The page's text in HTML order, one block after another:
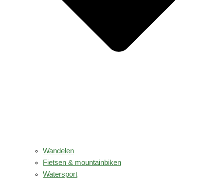
Wandelen
Fietsen & mountainbiken
Watersport